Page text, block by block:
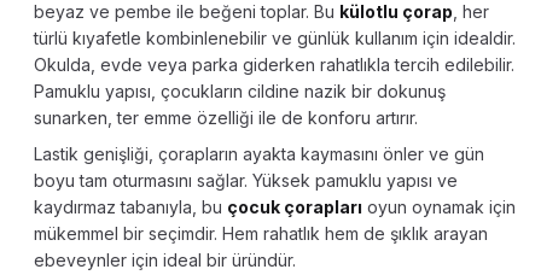
beyaz ve pembe ile beğeni toplar. Bu külotlu çorap , her
türlü kıyafetle kombinlenebilir ve günlük kullanım için idealdir.
Okulda, evde veya parka giderken rahatlıkla tercih edilebilir.
Pamuklu yapısı, çocukların cildine nazik bir dokunuş
sunarken, ter emme özelliği ile de konforu artırır.
Lastik genişliği, çorapların ayakta kaymasını önler ve gün
boyu tam oturmasını sağlar. Yüksek pamuklu yapısı ve
kaydırmaz tabanıyla, bu çocuk çorapları oyun oynamak için
mükemmel bir seçimdir. Hem rahatlık hem de şıklık arayan
ebeveynler için ideal bir üründür.